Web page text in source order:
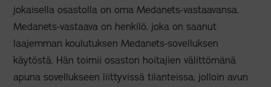
jokaisella osastolla on oma Medanets-vastaavansa.
Medanets-vastaava on henkilö, joka on saanut
laajemman koulutuksen Medanets-sovelluksen
käytöstä. Hän toimii osaston hoitajien välittömänä
apuna sovellukseen liittyvissä tilanteissa, jolloin avun